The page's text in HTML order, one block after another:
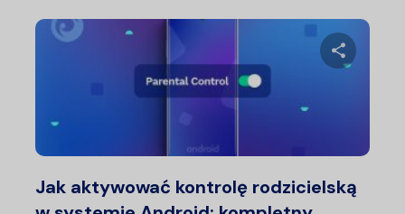
Jak aktywować kontrolę rodzicielską